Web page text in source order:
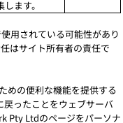
ます。
用されている可能性があり
はサイト所有者の責任で
めの便利な機能を提供する
戻ったことをウェブサーバ
Pty Ltdのページをパーソナ